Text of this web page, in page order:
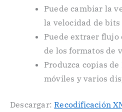
Puede cambiar la
la velocidad de
Puede extraer flujo
de los formatos de
Produzca copias
móviles y varios
Descargar:Recodificación